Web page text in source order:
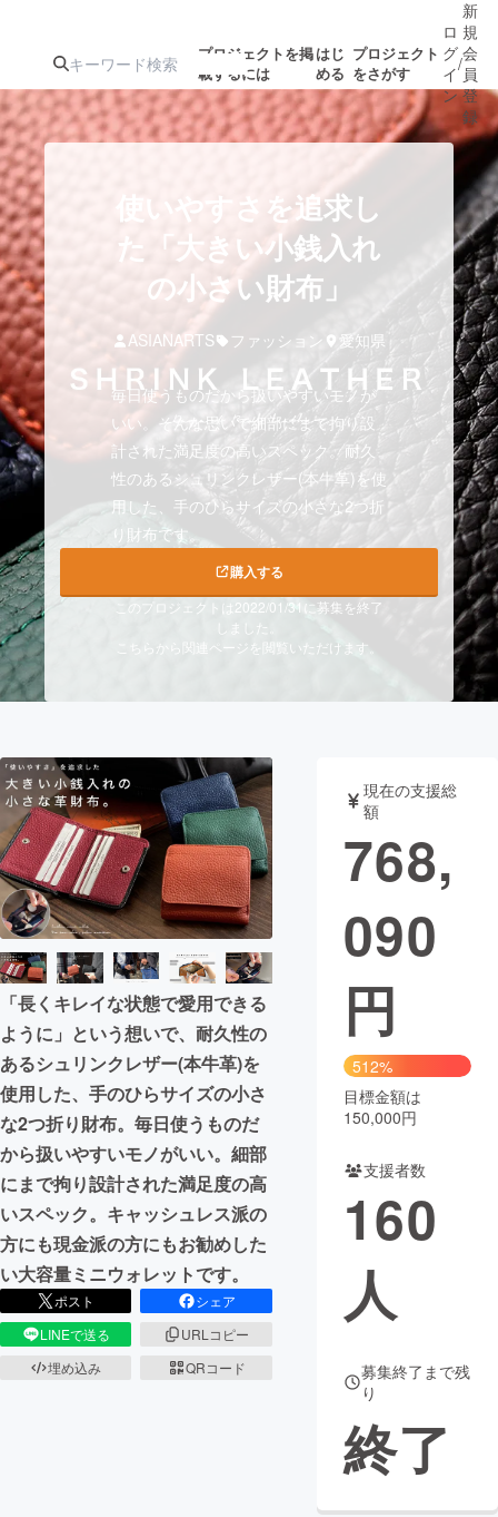
プロジェクトを掲
載するには
はじ
める
プロジェクト
をさがす
人気のプロ
ジェクト
注目のリ
ジェクト
募集終了が近いプ
ロジェクト
もうすぐ公開
されます
アート・写真
ゲーム・サ
映像・映画 書籍・雑誌
ビジネス・起業 チャレンジ
まちづくり・地域活性化
CAMPFIRE for Social GoodCAMPFIRE Creation
CAMPFIREふるさと納税 machi-yaコミュニティ
ロ
グ
イ
ン
/
新
規
会
員
登
録
使いやすさを追求し
た「大きい小銭入れ
の小さい財布」
ASIANARTS ファッション 愛知県
毎日使うものだから扱いやすいモノが
いい。そんな思いで細部にまで拘り設
計された満足度の高いスペック。耐久
性のあるシュリンクレザー(本牛革)を使
用した、手のひらサイズの小さな2つ折
り財布です。
購入する
このプロジェクトは2022/01/31に募集を終了
しました。
こちらから関連ページを閲覧いただけます。
「長くキレイな状態で愛用できる
ように」という想いで、耐久性の
あるシュリンクレザー(本牛革)を
使用した、手のひらサイズの小さ
な2つ折り財布。毎日使うものだ
から扱いやすいモノがいい。細部
にまで拘り設計された満足度の高
いスペック。キャッシュレス派の
方にも現金派の方にもお勧めした
い大容量ミニウォレットです。
ポスト
シェア
LINEで送る
URLコピー
埋め込み
QRコード
現在の支援総
額
768,
090
円
512%
目標金額は
150,000円
支援者数
160
人
募集終了まで残
り
終了